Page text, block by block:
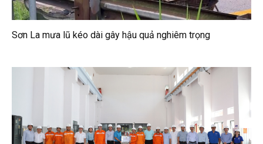
Sơn La mưa lũ kéo dài gây hậu quả nghiêm trọng